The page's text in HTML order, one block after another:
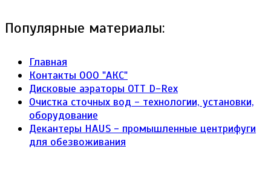
Популярные материалы:
Главная
Контакты ООО "АКС"
Дисковые аэраторы ОТТ D-Rex
Очистка сточных вод - технологии, установки,
оборудование
Декантеры HAUS - промышленные центрифуги
для обезвоживания